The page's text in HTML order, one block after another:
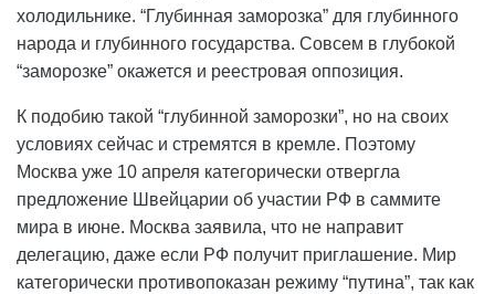
холодильнике. “Глубинная заморозка” для глубинного
народа и глубинного государства. Совсем в глубокой
“заморозке” окажется и реестровая оппозиция.
К подобию такой “глубинной заморозки”, но на своих
условиях сейчас и стремятся в кремле. Поэтому
Москва уже 10 апреля категорически отвергла
предложение Швейцарии об участии РФ в саммите
мира в июне. Москва заявила, что не направит
делегацию, даже если РФ получит приглашение. Мир
категорически противопоказан режиму “путина”, так как